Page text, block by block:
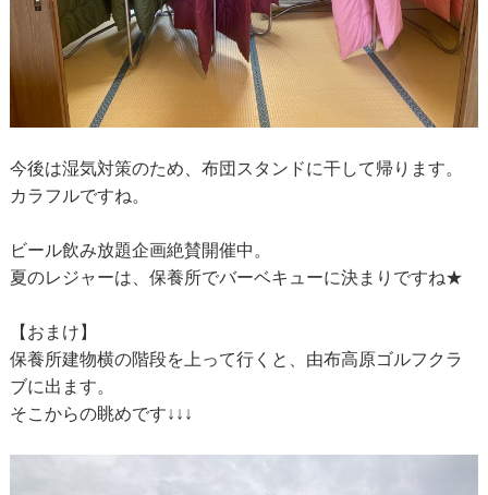
今後は湿気対策のため、布団スタンドに干して帰ります。
カラフルですね。
ビール飲み放題企画絶賛開催中。
夏のレジャーは、保養所でバーベキューに決まりですね★
【おまけ】
保養所建物横の階段を上って行くと、由布高原ゴルフクラ
ブに出ます。
そこからの眺めです↓↓↓